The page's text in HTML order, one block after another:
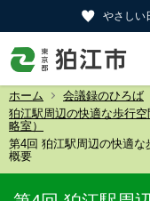
やさしい
ホーム
会議録のひろば
狛江駅周辺の快適な歩行
略室）
第4回 狛江駅周辺の快適
概要